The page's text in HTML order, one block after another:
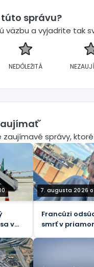
správu?
väzbu a vyjadrite tak
NEDÔLEŽITÁ
správy,
v
7. augusta 2026
Francúzi
smrť v